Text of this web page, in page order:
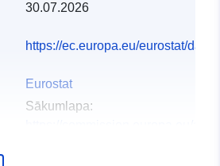
30.07.2026
https://ec.europa.eu/eurostat/
Eurostat
Sākumlapa: